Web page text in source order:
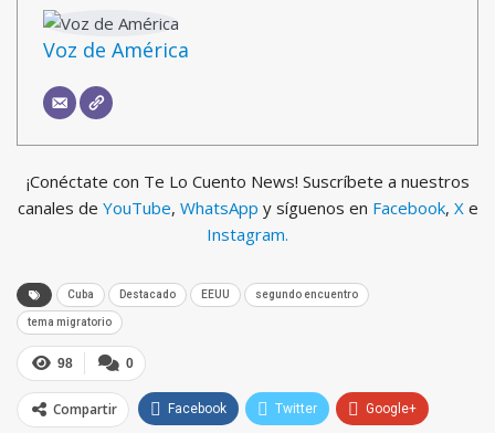
Voz de América
¡Conéctate con Te Lo Cuento News! Suscríbete a nuestros
canales de YouTube, WhatsApp y síguenos en Facebook, X e
Instagram.
Cuba Destacado EEUU segundo encuentro
tema migratorio
0
98
Compartir Facebook Twitter Google+